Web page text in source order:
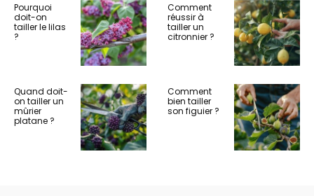
Pourquoi
doit-on
tailler le lilas
?
Comment
réussir à
tailler un
citronnier ?
Quand doit-
on tailler un
mûrier
platane ?
Comment
bien tailler
son figuier ?